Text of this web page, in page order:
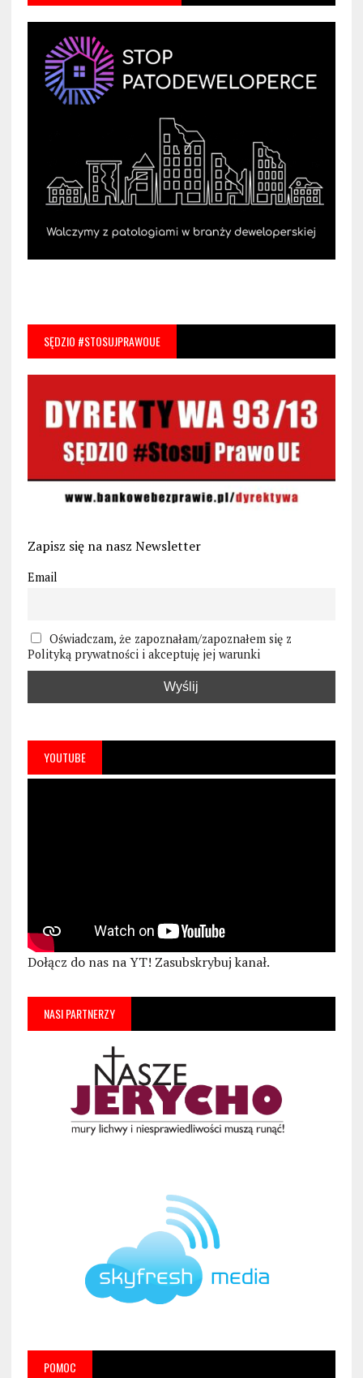
SĘDZIO #STOSUJPRAWOUE
Zapisz się na nasz Newsletter
Email
Oświadczam, że zapoznałam/zapoznałem się z
Polityką prywatności i akceptuję jej warunki
YOUTUBE
Dołącz do nas na YT! Zasubskrybuj kanał.
NASI PARTNERZY
POMOC